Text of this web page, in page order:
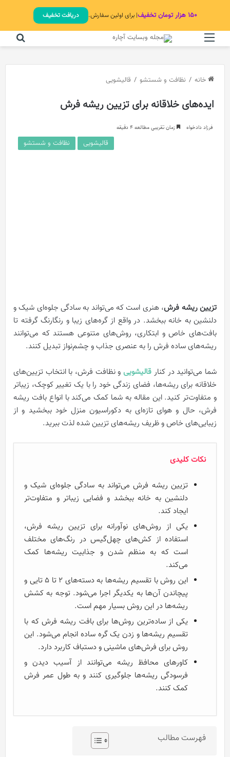
۱۵۰ هزار تومان تخفیف | برای اولین سفارش. دریافت تخفیف
خانه / نظافت و شستشو / قالیشویی
ایده‌های خلاقانه برای تزیین ریشه فرش
فرزاد دادخواه زمان تقریبی مطالعه 4 دقیقه
قالیشویی نظافت و شستشو
تزیین ریشه فرش، هنری است که می‌تواند به سادگی جلوه‌ای شیک و
دلنشین به خانه ببخشد. در واقع از گره‌های زیبا و رنگارنگ گرفته تا
بافت‌های خاص و ابتکاری، روش‌های متنوعی هستند که می‌توانند
ریشه‌های ساده فرش را به عنصری جذاب و چشم‌نواز تبدیل کنند.
شما می‌توانید در کنار قالیشویی و نظافت فرش، با انتخاب تزیین‌های
خلاقانه برای ریشه‌ها، فضای زندگی خود را با یک تغییر کوچک، زیباتر
و متفاوت‌تر کنید. این مقاله به شما کمک می‌کند با انواع بافت ریشه
فرش، حال و هوای تازه‌ای به دکوراسیون منزل خود ببخشید و از
زیبایی‌های خاص و ظریف ریشه‌های تزیین شده لذت ببرید.
نکات کلیدی
تزیین ریشه فرش می‌تواند به سادگی جلوه‌ای شیک و
دلنشین به خانه ببخشد و فضایی زیباتر و متفاوت‌تر
ایجاد کند.
یکی از روش‌های نوآورانه برای تزیین ریشه فرش،
استفاده از کش‌های چهل‌گیس در رنگ‌های مختلف
است که به منظم شدن و جذابیت ریشه‌ها کمک
می‌کند.
این روش با تقسیم ریشه‌ها به دسته‌های 2 تا 5 تایی و
پیچاندن آن‌ها به یکدیگر اجرا می‌شود. توجه به کشش
ریشه‌ها در این روش بسیار مهم است.
یکی از ساده‌ترین روش‌ها برای بافت ریشه فرش که با
تقسیم ریشه‌ها و زدن یک گره ساده انجام می‌شود. این
روش برای فرش‌های ماشینی و دستباف کاربرد دارد.
کاورهای محافظ ریشه می‌توانند از آسیب دیدن و
فرسودگی ریشه‌ها جلوگیری کنند و به طول عمر فرش
کمک کنند.
فهرست مطالب